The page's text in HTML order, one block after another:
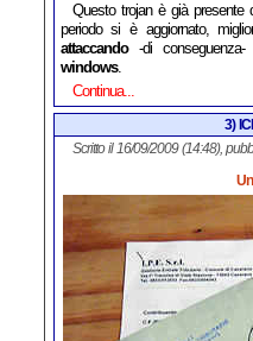
Questo trojan è già presente
periodo si è aggiornato,
attaccando-di
windows.
Continua...
3)
Scritto il 16/09/2009 (14:48),